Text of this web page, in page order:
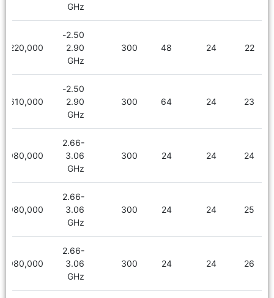
GHz
22
24
48
300
2.50-
2.90
GHz
2,220,000
23
24
64
300
2.50-
2.90
GHz
2,610,000
24
24
24
300
2.66-
3.06
GHz
1,980,000
25
24
24
300
2.66-
3.06
GHz
1,980,000
26
24
24
300
2.66-
3.06
GHz
1,980,000